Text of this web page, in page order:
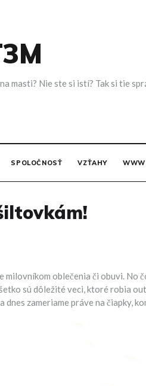
masti? Nie ste si istí? Tak si tie
SPOLOČNOSŤ VZŤAHY WWW
oblečenia či obuvi. No
sú dôležité veci, ktoré robia
zameriame práve na čiapky,